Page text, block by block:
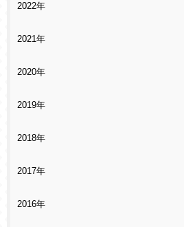
2022年
2021年
2020年
2019年
2018年
2017年
2016年